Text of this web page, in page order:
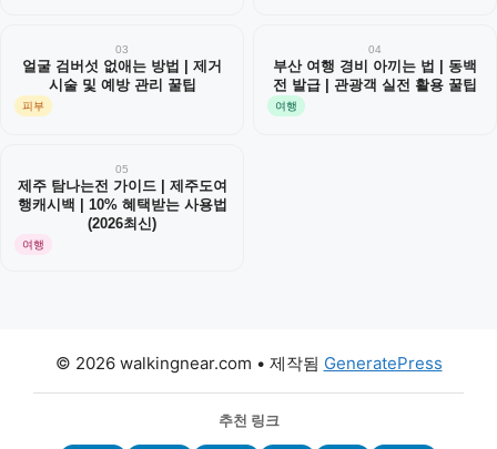
03
얼굴 검버섯 없애는 방법 | 제거
시술 및 예방 관리 꿀팁
피부
04
부산 여행 경비 아끼는 법 | 동백
전 발급 | 관광객 실전 활용 꿀팁
여행
05
제주 탐나는전 가이드 | 제주도여
행캐시백 | 10% 혜택받는 사용법
(2026최신)
여행
© 2026 walkingnear.com • 제작됨 GeneratePress
추천 링크